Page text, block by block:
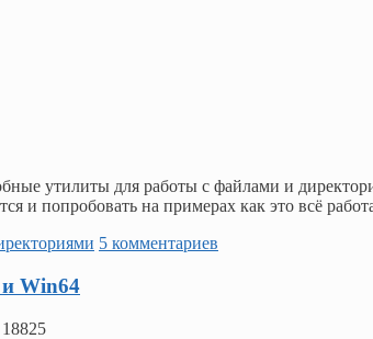
утилиты для работы с файлами и
и попробовать на примерах как это всё
5 комментариев
Win64